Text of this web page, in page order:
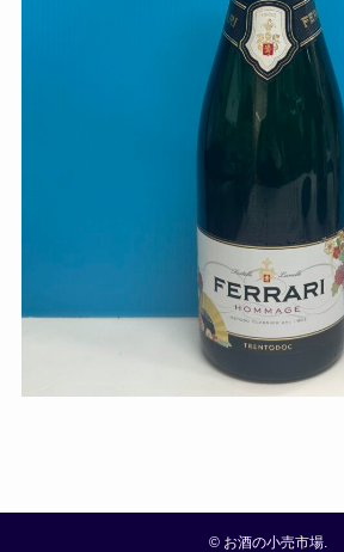
©お酒の小売市場.